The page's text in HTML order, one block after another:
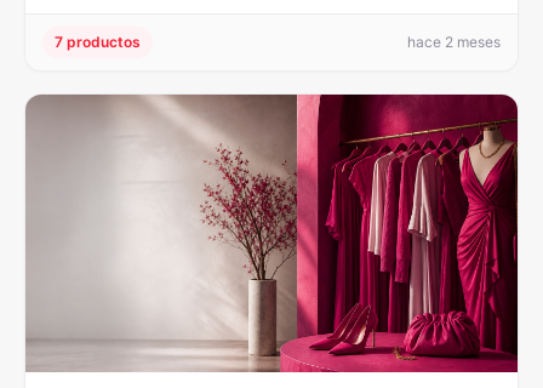
7 productos hace 2 meses